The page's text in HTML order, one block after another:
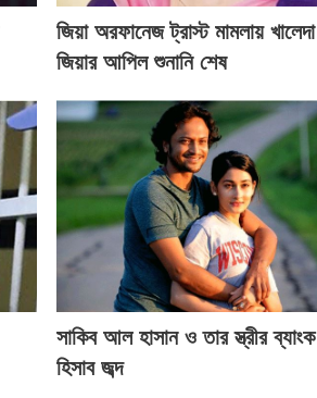
জিয়া অরফানেজ ট্রাস্ট মামলায় খালেদা
জিয়ার আপিল শুনানি শেষ
সাকিব আল হাসান ও তার স্ত্রীর ব্যাংক
হিসাব জব্দ